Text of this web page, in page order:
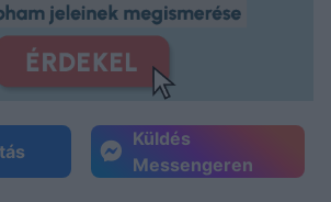
Küldés
Messengeren